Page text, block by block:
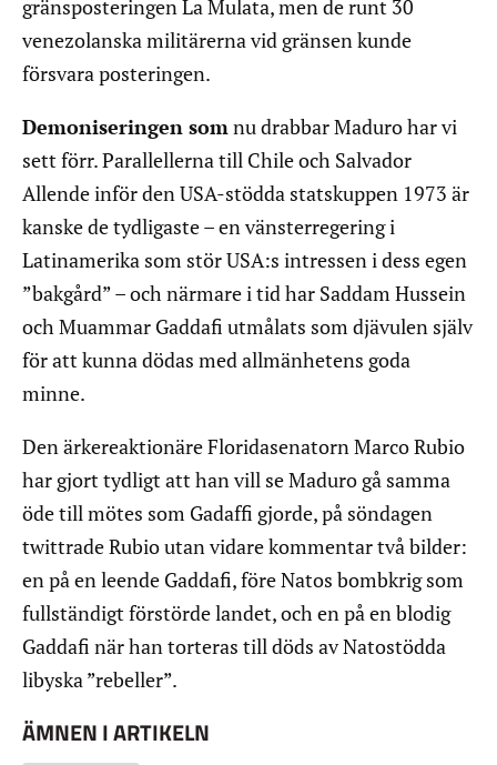
gränsposteringen La Mulata, men de runt 30
venezolanska militärerna vid gränsen kunde
försvara posteringen.
Demoniseringen somnu drabbar Maduro har vi
sett förr. Parallellerna till Chile och Salvador
Allende inför den USA-stödda statskuppen 1973 är
kanske de tydligaste – en vänsterregering i
Latinamerika som stör USA:s intressen i dess egen
”bakgård” – och närmare i tid har Saddam Hussein
och Muammar Gaddafi utmålats som djävulen själv
för att kunna dödas med allmänhetens goda
minne.
Den ärkereaktionäre Floridasenatorn Marco Rubio
har gjort tydligt att han vill se Maduro gå samma
öde till mötes som Gadaffi gjorde, på söndagen
twittrade Rubio utan vidare kommentar två bilder:
en på en leende Gaddafi, före Natos bombkrig som
fullständigt förstörde landet, och en på en blodig
Gaddafi när han torteras till döds av Natostödda
libyska ”rebeller”.
ÄMNEN I ARTIKELN